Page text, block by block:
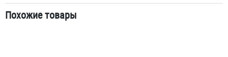
Похожие товары